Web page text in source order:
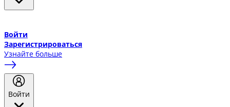
Войти
Зарегистрироваться
Узнайте больше
Войти